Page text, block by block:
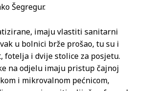
Šegregur.
imaju vlastiti sanitarni
u bolnici brže prošao, tu su i
fotelja i dvije stolice za posjetu.
na odjelu imaju pristup čajnoj
i mikrovalnom pećnicom,